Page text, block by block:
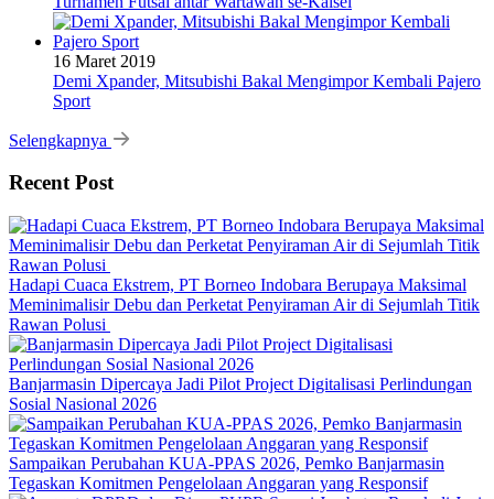
16 Maret 2019
Demi Xpander, Mitsubishi Bakal Mengimpor Kembali Pajero
Sport
Selengkapnya
Recent Post
Hadapi Cuaca Ekstrem, PT Borneo Indobara Berupaya Maksimal
Meminimalisir Debu dan Perketat Penyiraman Air di Sejumlah Titik
Rawan Polusi
Banjarmasin Dipercaya Jadi Pilot Project Digitalisasi Perlindungan
Sosial Nasional 2026
Sampaikan Perubahan KUA-PPAS 2026, Pemko Banjarmasin
Tegaskan Komitmen Pengelolaan Anggaran yang Responsif